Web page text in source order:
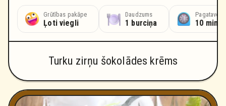
Grūtības pakāpe
Ļoti viegli
Daudzums
1 burciņa 10
Turku zirņu šokolādes krēms